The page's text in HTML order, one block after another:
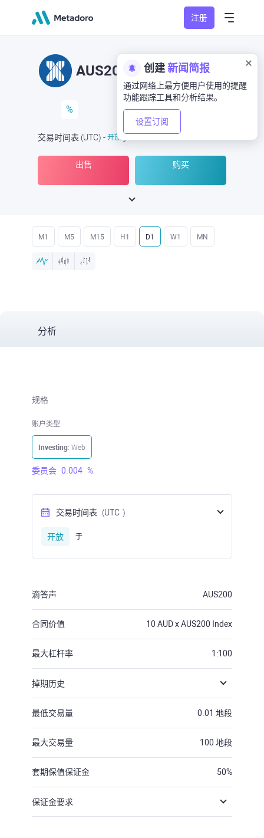
注册
创建新闻简报
通过网络上最方便用户使用的提醒
功能跟踪工具和分析结果。
设置订阅
AUS200
%
交易时间表 (UTC) - 开放 于
出售 购买
M1 M5 M15 H1 D1 W1 MN
分析
规格
账户类型
Investing: Web
委员会 0.004 %
交易时间表 (UTC )
开放 于
滴答声 AUS200
合同价值 10 AUD x AUS200 Index
最大杠杆率 1:100
掉期历史
最低交易量 0.01 地段
最大交易量 100 地段
套期保值保证金 50%
保证金要求